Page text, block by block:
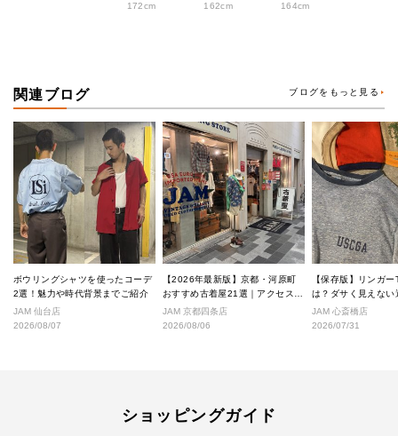
172cm
162cm
164cm
関連ブログ ブログをもっと見る
ボウリングシャツを使ったコーデ
2選！魅力や時代背景までご紹介
JAM 仙台店
2026/08/07
【2026年最新版】京都・河原町
おすすめ古着屋21選｜アクセス良
好な絶対行くべきショップ厳選！
JAM 京都四条店
2026/08/06
【保存版】リンガ
は？ダサく見えない
なし完全ガイド
JAM 心斎橋店
2026/07/31
ショッピングガイド